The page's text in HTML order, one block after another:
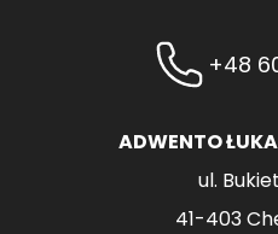
+48
ADWENTO
ul.
41-403